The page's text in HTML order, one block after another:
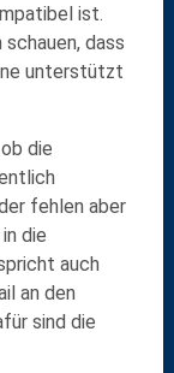
ist.
dass
unterstützt
die
fehlen aber
die
auch
an den
sind die